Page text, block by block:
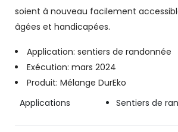
soient à nouveau facilement
âgées et handicapées.
Application: sentiers de randonnée
Exécution: mars 2024
Produit: Mélange DurEko
Applications
Sentiers de